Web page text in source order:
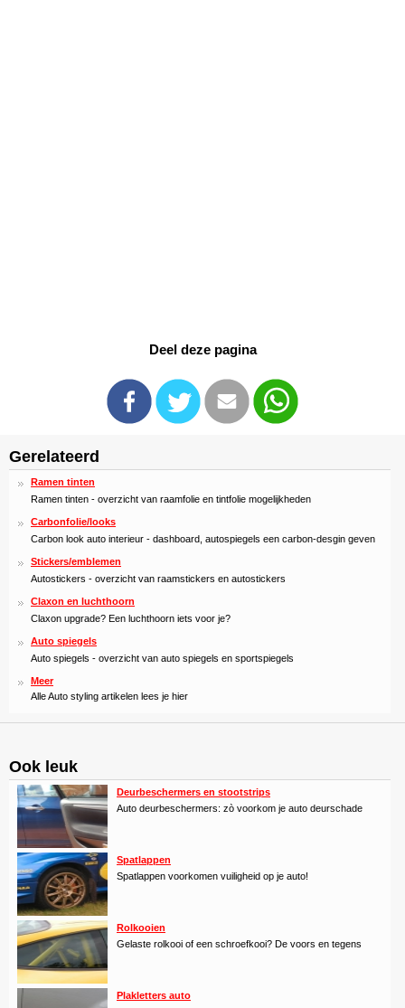
Deel deze pagina
Gerelateerd
Ramen tinten
Ramen tinten - overzicht van raamfolie en tintfolie mogelijkheden
Carbonfolie/looks
Carbon look auto interieur - dashboard, autospiegels een carbon-desgin geven
Stickers/emblemen
Autostickers - overzicht van raamstickers en autostickers
Claxon en luchthoorn
Claxon upgrade? Een luchthoorn iets voor je?
Auto spiegels
Auto spiegels - overzicht van auto spiegels en sportspiegels
Meer
Alle Auto styling artikelen lees je hier
Ook leuk
Deurbeschermers en stootstrips
Auto deurbeschermers: zò voorkom je auto deurschade
Spatlappen
Spatlappen voorkomen vuiligheid op je auto!
Rolkooien
Gelaste rolkooi of een schroefkooi? De voors en tegens
Plakletters auto